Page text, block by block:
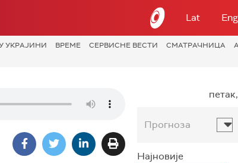
Lat Eng
УКРАЈИНИ ВРЕМЕ СЕРВИСНЕ ВЕСТИ СМАТРАЧНИЦА
Прогноза
Најновије